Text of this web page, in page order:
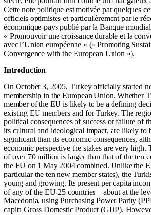
Cette note politique est motivée par quelques
officiels optimistes et particulièrement par le
économique-pays publié par la Banque
« Promouvoir une croissance durable et la
avec l’Union européenne » (« Promoting
Convergence with the European Union »).
Introduction
On October 3, 2005, Turkey officially started
membership in the European Union. Whether
member of the EU is likely to be a defining
existing EU members and for Turkey. The
political consequences of success or failure of
its cultural and ideological impact, are likely to
significant than its economic consequences,
economic perspective the stakes are very high.
of over 70 million is larger than that of the ten
the EU on 1 May 2004 combined. Unlike the
particular the ten new member states), the
young and growing. Its present per capita
of any of the EU-25 countries – about at the
Macedonia, using Purchasing Power Parity
capita Gross Domestic Product (GDP).